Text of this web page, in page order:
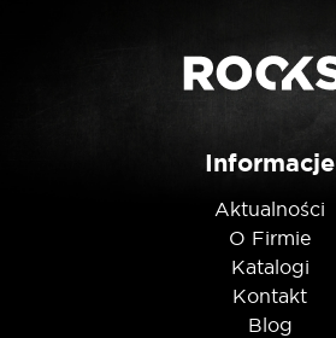
Posiadam ten produkt
Informacje
Aktualności
O Firmie
Katalogi
Kontakt
Blog